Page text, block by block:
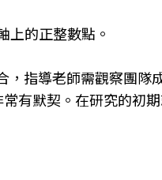
上的正整數點。
指導老師需觀察團隊
有默契。在研究的初